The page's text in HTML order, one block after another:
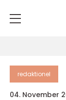
redaktionel
04. November